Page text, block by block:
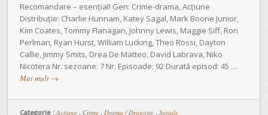
Recomandare – esențial! Gen: Crime-drama, Acțiune
Distribuție: Charlie Hunnam, Katey Sagal, Mark Boone Junior,
Kim Coates, Tommy Flanagan, Johnny Lewis, Maggie Siff, Ron
Perlman, Ryan Hurst, William Lucking, Theo Rossi, Dayton
Callie, Jimmy Smits, Drea De Matteo, David Labrava, Niko
Nicotera Nr. sezoane: 7 Nr. Episoade: 92 Durată episod: 45 …
Mai mult →
Categorie : Acțiune , Crime , Drama / Dragoste , Seriale